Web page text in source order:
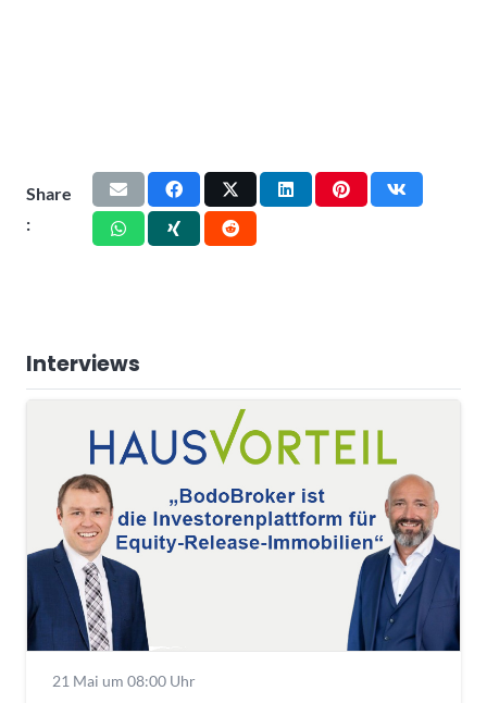
Share
:
Interviews
21 Mai um 08:00 Uhr